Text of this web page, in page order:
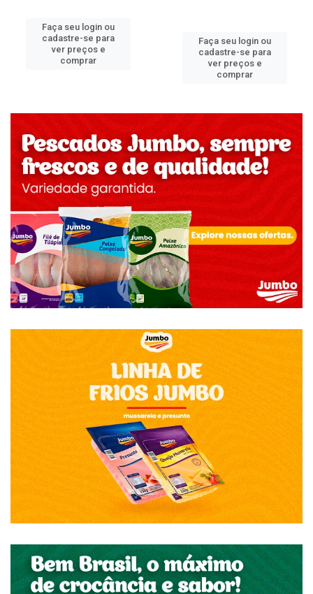
Faça seu login ou
cadastre-se para
ver preços e
comprar
Faça seu login ou
cadastre-se para
ver preços e
comprar